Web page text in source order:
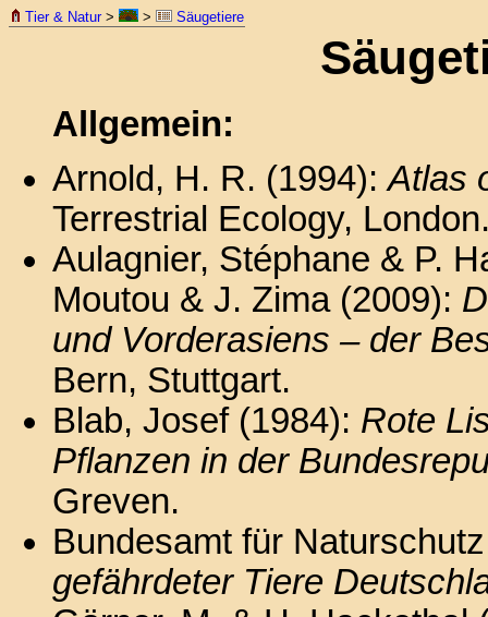
Tier & Natur> > Säugetiere
Allgemein:
Arnold, H. R. (1994):Atlas
Terrestrial Ecology,
Aulagnier, Stéphane & P.
Moutou & J. Zima (2009):
und Vorderasiens – der
Bern, Stuttgart.
Blab, Josef (1984): Rote
Pflanzen in der
Greven.
Bundesamt für
gefährdeter Tiere